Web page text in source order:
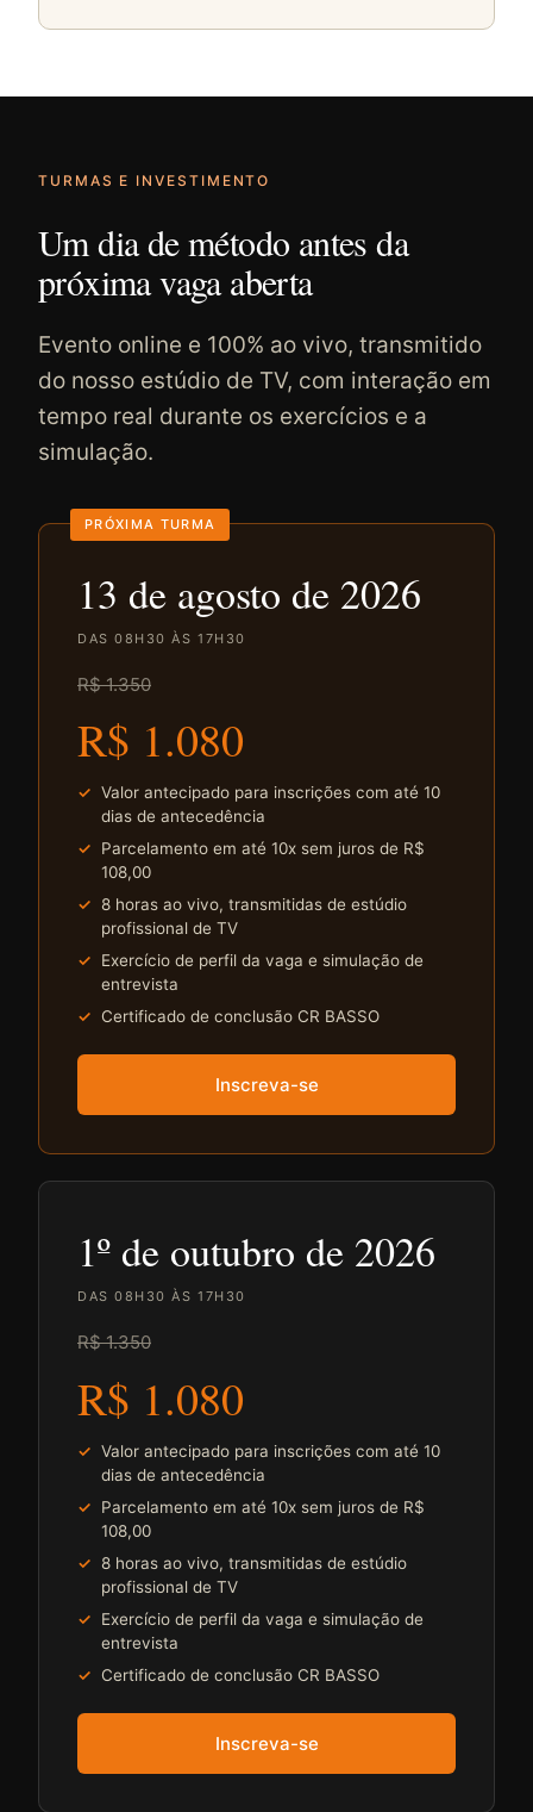
TURMAS E INVESTIMENTO
Um dia de método antes da
próxima vaga aberta
Evento online e 100% ao vivo, transmitido
do nosso estúdio de TV, com interação em
tempo real durante os exercícios e a
simulação.
PRÓXIMA TURMA
13 de agosto de 2026
DAS 08H30 ÀS 17H30
R$ 1.350
R$ 1.080
Valor antecipado para inscrições com até 10
dias de antecedência
Parcelamento em até 10x sem juros de R$
108,00
8 horas ao vivo, transmitidas de estúdio
profissional de TV
Exercício de perfil da vaga e simulação de
entrevista
Certificado de conclusão CR BASSO
Inscreva-se
1º de outubro de 2026
DAS 08H30 ÀS 17H30
R$ 1.350
R$ 1.080
Valor antecipado para inscrições com até 10
dias de antecedência
Parcelamento em até 10x sem juros de R$
108,00
8 horas ao vivo, transmitidas de estúdio
profissional de TV
Exercício de perfil da vaga e simulação de
entrevista
Certificado de conclusão CR BASSO
Inscreva-se